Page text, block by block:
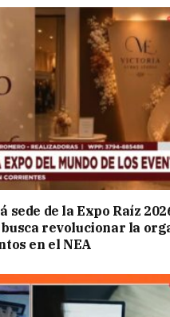
sede de la Expo Raíz
revolucionar la
en el NEA